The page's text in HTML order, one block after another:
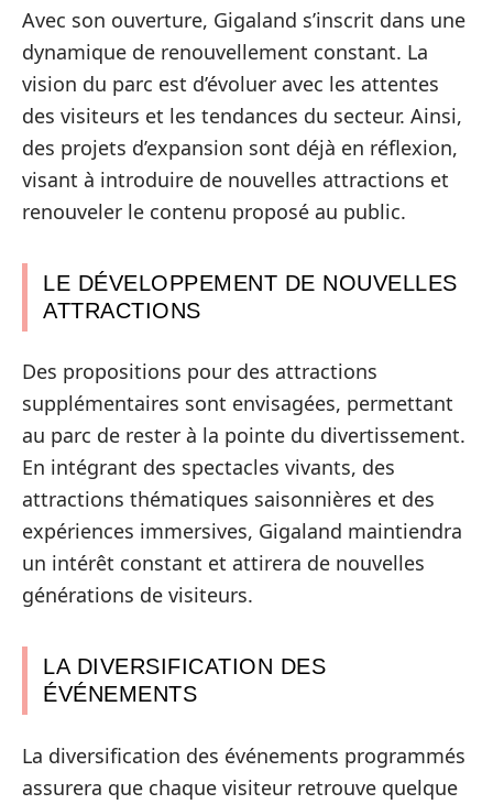
Avec son ouverture, Gigaland s’inscrit dans une
dynamique de renouvellement constant. La
vision du parc est d’évoluer avec les attentes
des visiteurs et les tendances du secteur. Ainsi,
des projets d’expansion sont déjà en réflexion,
visant à introduire de nouvelles attractions et
renouveler le contenu proposé au public.
LE DÉVELOPPEMENT DE NOUVELLES
ATTRACTIONS
Des propositions pour des attractions
supplémentaires sont envisagées, permettant
au parc de rester à la pointe du divertissement.
En intégrant des spectacles vivants, des
attractions thématiques saisonnières et des
expériences immersives, Gigaland maintiendra
un intérêt constant et attirera de nouvelles
générations de visiteurs.
LA DIVERSIFICATION DES
ÉVÉNEMENTS
La diversification des événements programmés
assurera que chaque visiteur retrouve quelque